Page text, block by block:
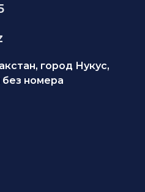
город Нукус,
номера